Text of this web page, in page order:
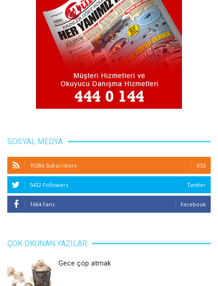
SOSYAL MEDYA
10286 Subscribers RSS
5432 Followers Twitter
1664 Fans Facebook
ÇOK OKUNAN YAZILAR
Gece çöp atmak